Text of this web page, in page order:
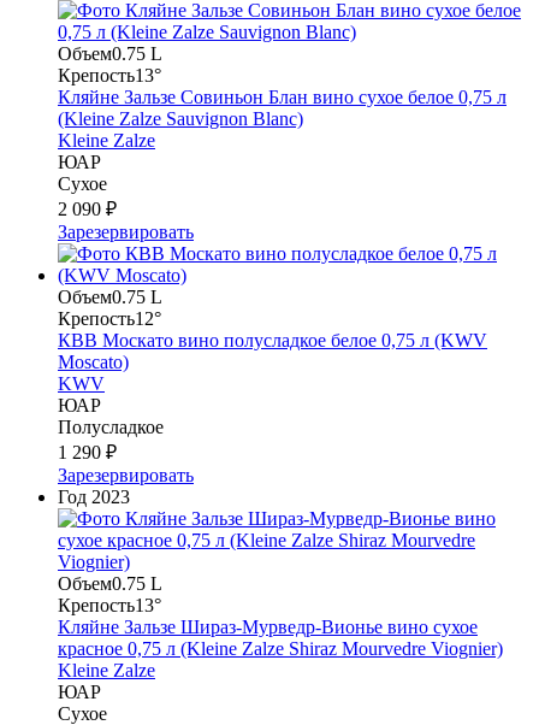
Объем0.75 L
Крепость13°
Кляйне Зальзе Совиньон Блан вино сухое белое 0,75 л
(Kleine Zalze Sauvignon Blanc)
Kleine Zalze
ЮАР
Сухое
2 090 ₽
Зарезервировать
Объем0.75 L
Крепость12°
КВВ Москато вино полусладкое белое 0,75 л (KWV
Moscato)
KWV
ЮАР
Полусладкое
1 290 ₽
Зарезервировать
Год 2023
Объем0.75 L
Крепость13°
Кляйне Зальзе Шираз-Мурведр-Вионье вино сухое
красное 0,75 л (Kleine Zalze Shiraz Mourvedre Viognier)
Kleine Zalze
ЮАР
Сухое